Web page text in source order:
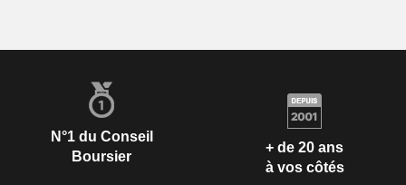
N°1 du Conseil
Boursier
+ de 20 ans
à vos côtés